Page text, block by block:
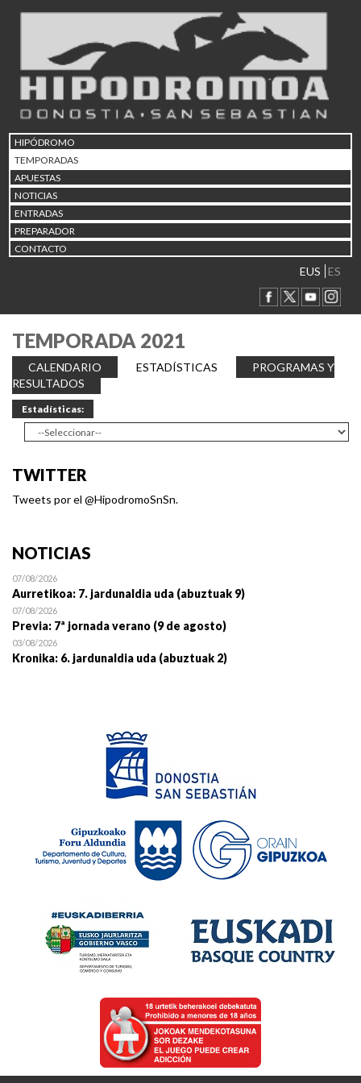
HIPÓDROMO
TEMPORADAS
APUESTAS
NOTICIAS
ENTRADAS
PREPARADOR
CONTACTO
EUS ES
TEMPORADA 2021
CALENDARIO ESTADÍSTICAS
PROGRAMAS Y
RESULTADOS
Estadísticas:
TWITTER
Tweets por el @HipodromoSnSn.
NOTICIAS
07/08/2026
Aurretikoa: 7. jardunaldia uda (abuztuak 9)
07/08/2026
Previa: 7ª jornada verano (9 de agosto)
03/08/2026
Kronika: 6. jardunaldia uda (abuztuak 2)